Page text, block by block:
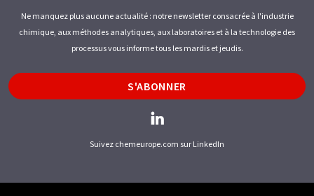
Ne manquez plus aucune actualité : notre newsletter consacrée à l'industrie
chimique, aux méthodes analytiques, aux laboratoires et à la technologie des
processus vous informe tous les mardis et jeudis.
S'ABONNER
Suivez chemeurope.com sur LinkedIn